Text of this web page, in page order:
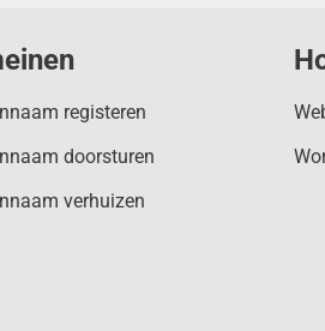
registeren
doorsturen
verhuizen